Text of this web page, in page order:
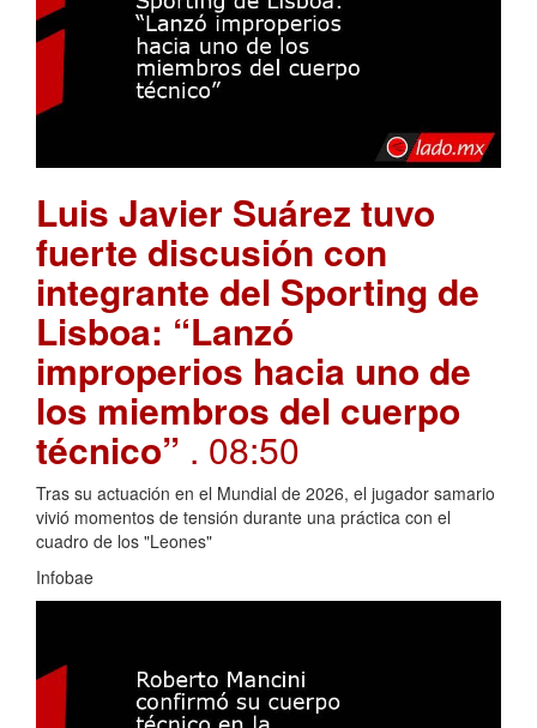
Luis Javier Suárez tuvo
fuerte discusión con
integrante del Sporting de
Lisboa: “Lanzó
improperios hacia uno de
los miembros del cuerpo
técnico” . 08:50
Tras su actuación en el Mundial de 2026, el jugador samario
vivió momentos de tensión durante una práctica con el
cuadro de los "Leones"
Infobae